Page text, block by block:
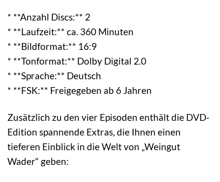
* **Anzahl Discs:** 2
* **Laufzeit:** ca. 360 Minuten
* **Bildformat:** 16:9
* **Tonformat:** Dolby Digital 2.0
* **Sprache:** Deutsch
* **FSK:** Freigegeben ab 6 Jahren
Zusätzlich zu den vier Episoden enthält die DVD-
Edition spannende Extras, die Ihnen einen
tieferen Einblick in die Welt von „Weingut
Wader“ geben: